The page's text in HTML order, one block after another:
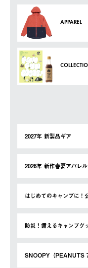
APPAREL
2027年 新製品ギア
2026年 新作春夏アパレル
はじめてのキャンプに！
防災！備えるキャンプグ
SNOOPY（PEANUTS